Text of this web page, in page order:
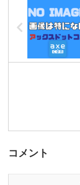
コメント